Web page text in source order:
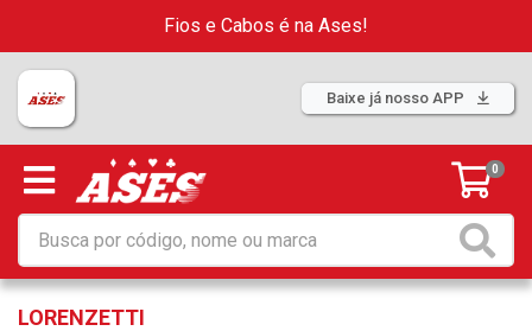
Fios e Cabos é na Ases!
Baixe já nosso APP
0
LORENZETTI